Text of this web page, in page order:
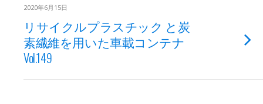
2020年6月15日
リサイクルプラスチック と炭
素繊維を用いた車載コンテナ
Vol.149